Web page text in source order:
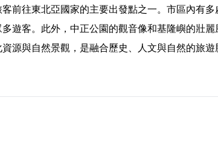
前往東北亞國家的主要出發點之一。市區內有
遊客。此外，中正公園的觀音像和基隆嶼的壯麗
源與自然景觀，是融合歷史、人文與自然的旅